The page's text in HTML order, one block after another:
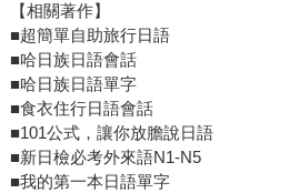
【相關著作】
■超簡單自助旅行日語
■哈日族日語會話
■哈日族日語單字
■食衣住行日語會話
■101公式，讓你放膽說日語
■新日檢必考外來語N1-N5
■我的第一本日語單字